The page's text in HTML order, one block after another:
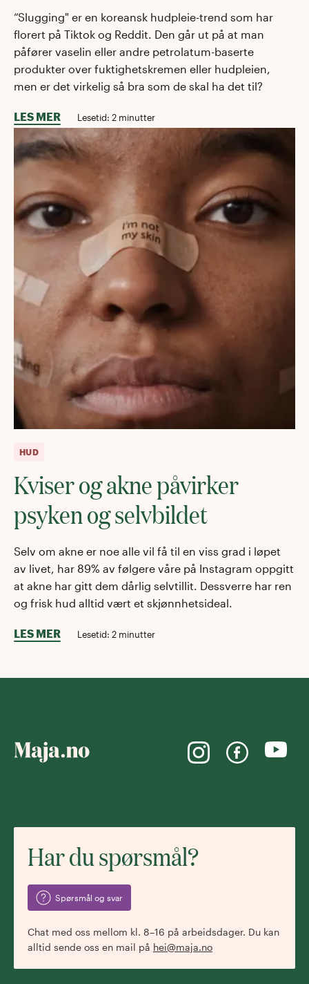
“Slugging" er en koreansk hudpleie-trend som har
florert på Tiktok og Reddit. Den går ut på at man
påfører vaselin eller andre petrolatum-baserte
produkter over fuktighetskremen eller hudpleien,
men er det virkelig så bra som de skal ha det til?
LES MER Lesetid: 2 minutter
HUD
Kviser og akne påvirker
psyken og selvbildet
Selv om akne er noe alle vil få til en viss grad i løpet
av livet, har 89% av følgere våre på Instagram oppgitt
at akne har gitt dem dårlig selvtillit. Dessverre har ren
og frisk hud alltid vært et skjønnhetsideal.
LES MER Lesetid: 2 minutter
Har du spørsmål?
Spørsmål og svar
Chat med oss mellom kl. 8–16 på arbeidsdager. Du kan
alltid sende oss en mail på hei@maja.no